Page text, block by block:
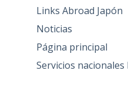
Links Abroad Japón
Noticias
Página principal
Servicios nacionales